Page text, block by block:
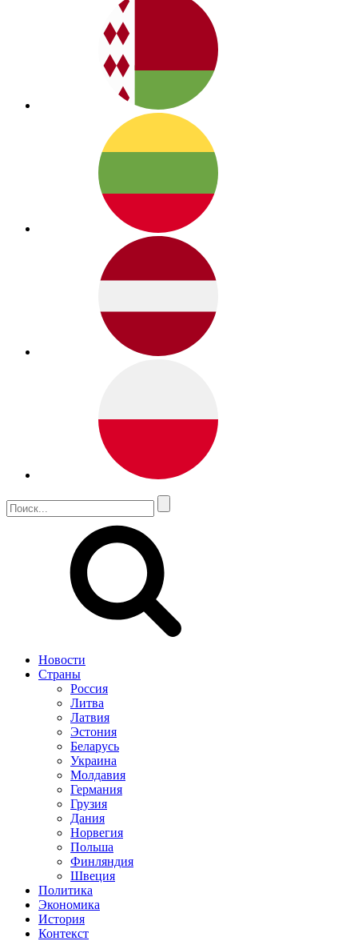
Новости
Страны
Россия
Литва
Латвия
Эстония
Беларусь
Украина
Молдавия
Германия
Грузия
Дания
Норвегия
Польша
Финляндия
Швеция
Политика
Экономика
История
Контекст